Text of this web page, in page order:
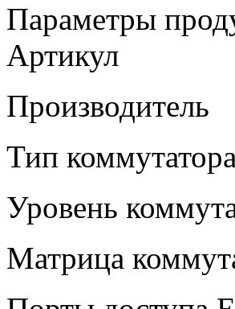
Параметры
Артикул
Производитель
Тип коммутатора
Уровень
Матрица